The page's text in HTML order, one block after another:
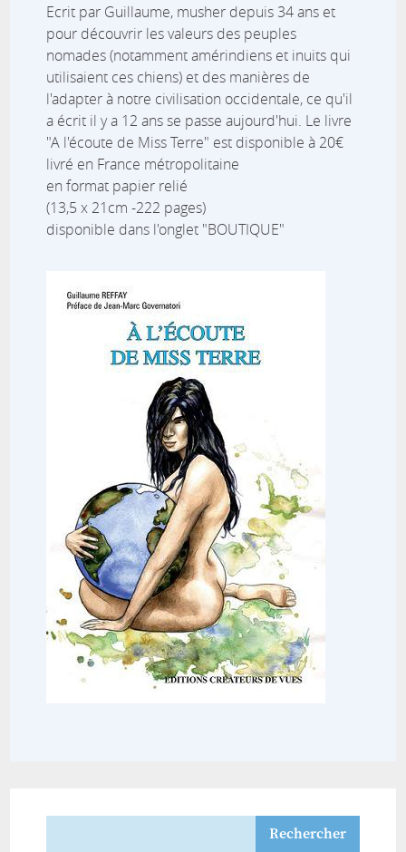
Ecrit par Guillaume, musher depuis 34 ans et
pour découvrir les valeurs des peuples
nomades (notamment amérindiens et inuits qui
utilisaient ces chiens) et des manières de
l'adapter à notre civilisation occidentale, ce qu'il
a écrit il y a 12 ans se passe aujourd'hui. Le livre
"A l'écoute de Miss Terre" est disponible à 20€
livré en France métropolitaine
en format papier relié
(13,5 x 21cm -222 pages)
disponible dans l'onglet "BOUTIQUE"